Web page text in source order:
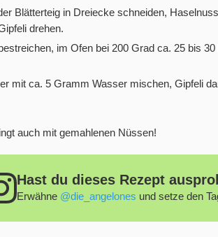
Blätterteig in Dreiecke schneiden,
drehen.
im Ofen bei 200 Grad ca. 25 bis
mit ca. 5 Gramm Wasser mischen, Gipfeli
auch mit gemahlenen Nüssen!
Hast du dieses Rezept
Erwähne @die_angelones und setze den